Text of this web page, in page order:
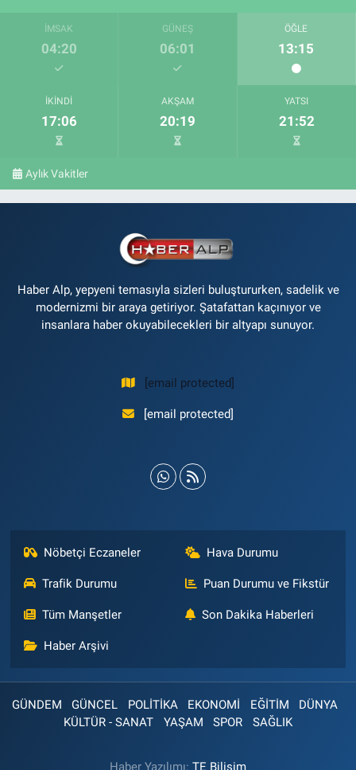
İMSAK
04:20
GÜNEŞ
06:01
ÖĞLE
13:15
İKINDI
17:06
AKŞAM
20:19
YATSI
21:52
Aylık Vakitler
Haber Alp, yepyeni temasıyla sizleri buluştururken, sadelik ve
modernizmi bir araya getiriyor. Şatafattan kaçınıyor ve
insanlara haber okuyabilecekleri bir altyapı sunuyor.
[email protected]
[email protected]
Nöbetçi Eczaneler Hava Durumu
Trafik Durumu Puan Durumu ve Fikstür
Tüm Manşetler Son Dakika Haberleri
Haber Arşivi
GÜNDEM GÜNCEL POLİTİKA EKONOMİ EĞİTİM
DÜNYA
KÜLTÜR - SANAT
YAŞAM SPOR SAĞLIK
Haber Yazılımı: TE Bilişim